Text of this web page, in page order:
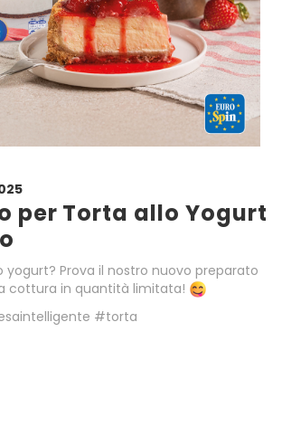
per Torta allo Yogurt
yogurt? Prova il nostro nuovo preparato
cottura in quantità limitata!
#torta